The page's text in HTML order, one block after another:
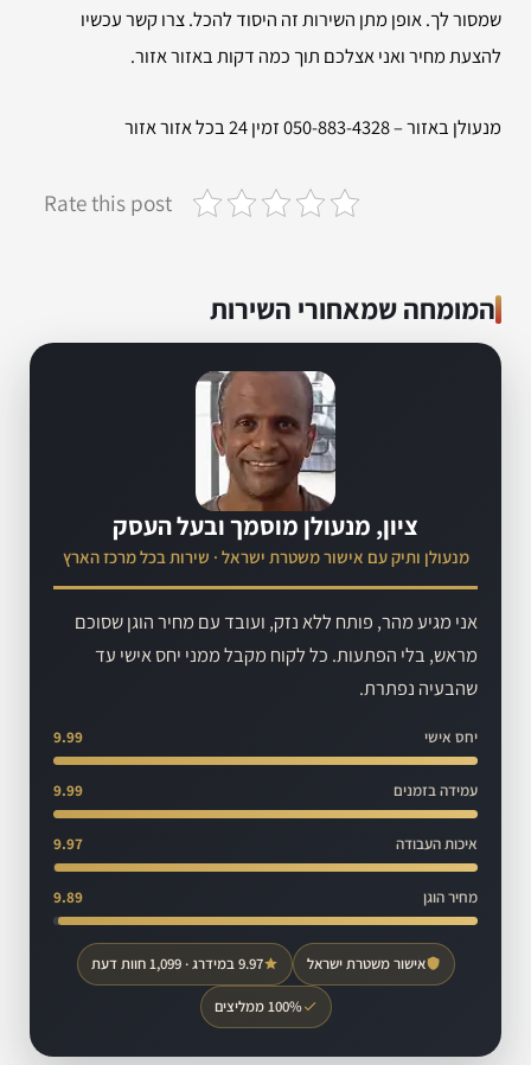
שמסור לך. אופן מתן השירות זה היסוד להכל. צרו קשר עכשיו
להצעת מחיר ואני אצלכם תוך כמה דקות באזור אזור.
מנעולן באזור – 050-883-4328 זמין 24 בכל אזור אזור
Rate this post
המומחה שמאחורי השירות
ציון, מנעולן מוסמך ובעל העסק
מנעולן ותיק עם אישור משטרת ישראל · שירות בכל מרכז הארץ
אני מגיע מהר, פותח ללא נזק, ועובד עם מחיר הוגן שסוכם
מראש, בלי הפתעות. כל לקוח מקבל ממני יחס אישי עד
שהבעיה נפתרת.
יחס אישי 9.99
עמידה בזמנים 9.99
איכות העבודה 9.97
מחיר הוגן 9.89
אישור משטרת ישראל 9.97 במידרג · 1,099 חוות דעת
100% ממליצים